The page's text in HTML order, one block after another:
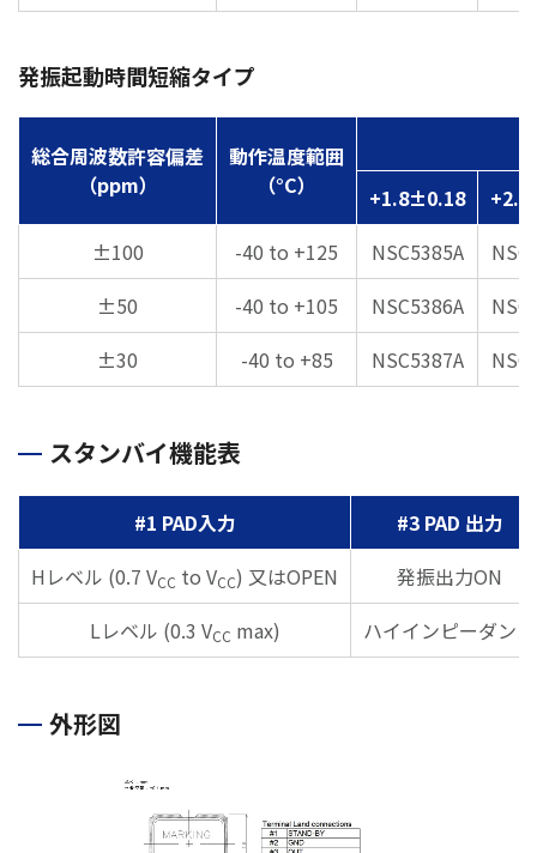
発振起動時間短縮タイプ
総合周波数許容偏差
（ppm）
動作温度範囲
（°C）
+1.8±0.18
±100
-40 to +125 NSC5385A
±50
-40 to +105 NSC5386A
±30
-40 to +85 NSC5387A
スタンバイ機能表
#1 PAD入力
#3 PAD 出力
Hレベル (0.7 VCC to VCC) 又はOPEN
発振出力ON
Lレベル (0.3 VCC max) ハイインピーダンス
外形図